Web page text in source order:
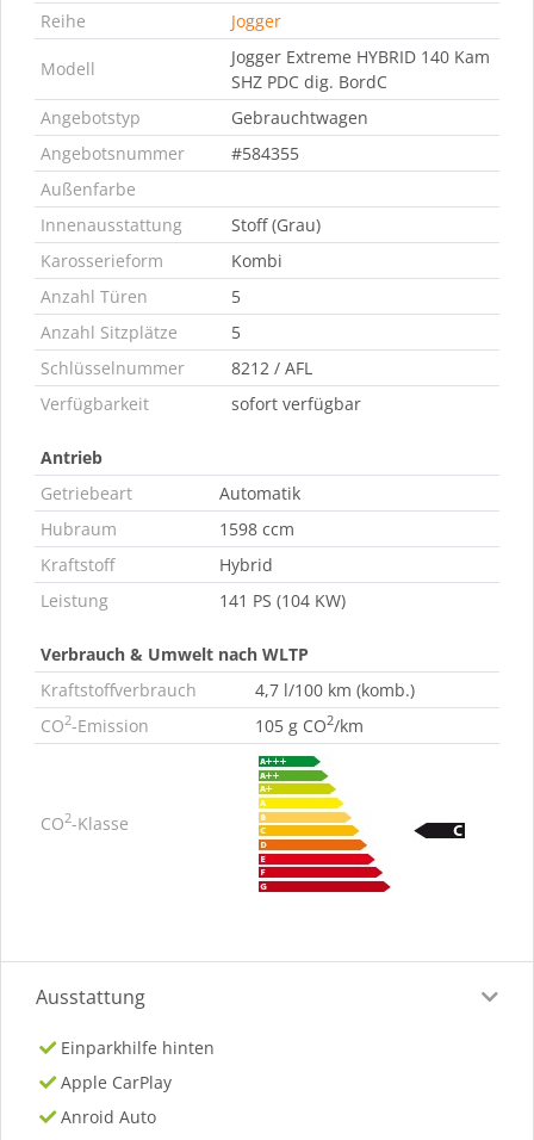
Reihe
Jogger
Modell
Jogger Extreme HYBRID 140 Kam
SHZ PDC dig. BordC
Angebotstyp
Gebrauchtwagen
Angebotsnummer
#584355
Außenfarbe
Innenausstattung
Stoff (Grau)
Karosserieform
Kombi
Anzahl Türen
5
Anzahl Sitzplätze
5
Schlüsselnummer
8212 / AFL
Verfügbarkeit
sofort verfügbar
Antrieb
Getriebeart
Automatik
Hubraum
1598 ccm
Kraftstoff
Hybrid
Leistung
141 PS (104 KW)
Verbrauch & Umwelt nach WLTP
Kraftstoffverbrauch
4,7 l/100 km (komb.)
CO2-Emission 105 g CO2/km
CO2-Klasse
Ausstattung
Einparkhilfe hinten
Apple CarPlay
Anroid Auto